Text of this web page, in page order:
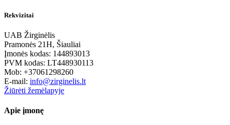
Rekvizitai
UAB Žirginėlis
Pramonės 21H, Šiauliai
Įmonės kodas: 144893013
PVM kodas: LT448930113
Mob: +37061298260
E-mail: info@zirginelis.lt
Žiūrėti žemėlapyje
Apie įmonę